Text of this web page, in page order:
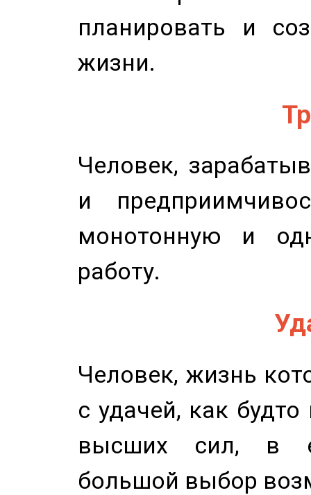
планировать и
жизни.
Человек,
и
монотонную и
работу.
Человек, жизнь
с удачей, как
высших сил, в
большой выбор